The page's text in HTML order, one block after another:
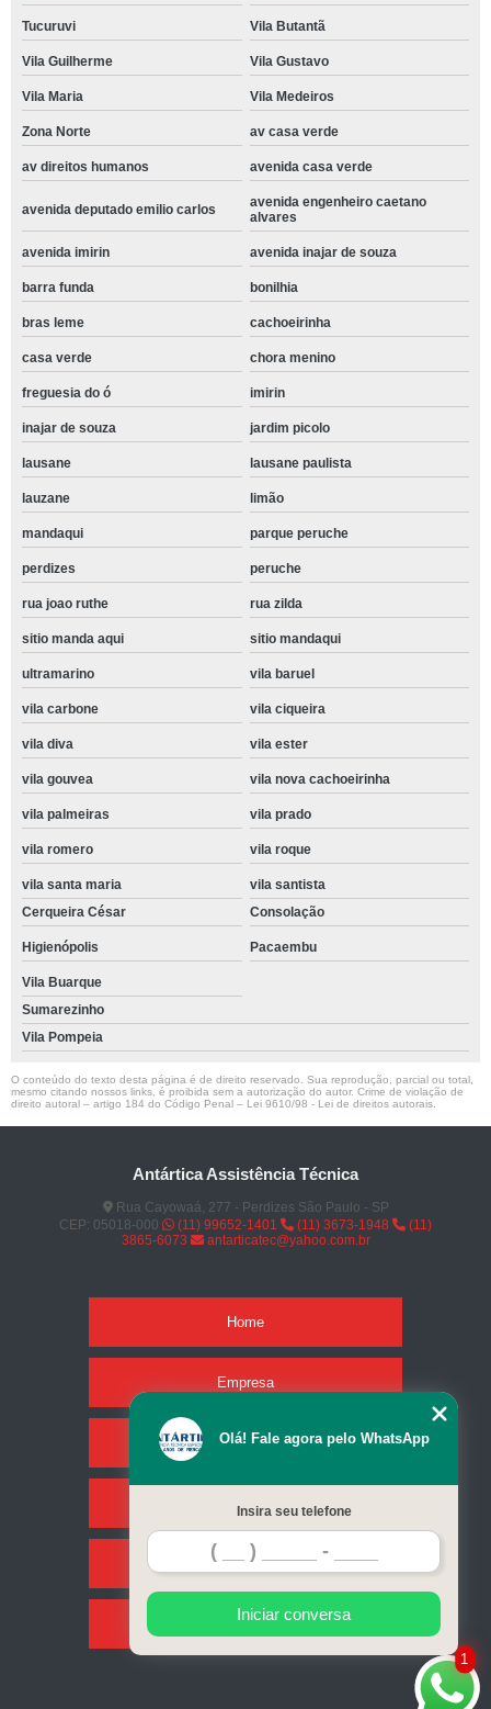
Tucuruvi Vila Butantã
Vila Guilherme Vila Gustavo
Vila Maria Vila Medeiros
Zona Norte av casa verde
av direitos humanos avenida casa verde
avenida deputado emilio carlos
avenida engenheiro caetano
alvares
avenida imirin avenida inajar de souza
barra funda bonilhia
bras leme cachoeirinha
casa verde chora menino
freguesia do ó imirin
inajar de souza jardim picolo
lausane lausane paulista
lauzane limão
mandaqui parque peruche
perdizes peruche
rua joao ruthe rua zilda
sitio manda aqui sitio mandaqui
ultramarino vila baruel
vila carbone vila ciqueira
vila diva vila ester
vila gouvea vila nova cachoeirinha
vila palmeiras vila prado
vila romero vila roque
vila santa maria
vila santista
Cerqueira César
Consolação
Higienópolis Pacaembu
Vila Buarque
Sumarezinho
Vila Pompeia
O conteúdo do texto desta página é de direito reservado. Sua reprodução, parcial ou total,
mesmo citando nossos links, é proibida sem a autorização do autor. Crime de violação de
direito autoral – artigo 184 do Código Penal – Lei 9610/98 - Lei de direitos autorais
Antártica Assistência Técnica
Rua Cayowaá, 277 - Perdizes São Paulo - SP
CEP: 05018-000
(11) 99652-1401 (11) 3673-1948
(11)
3865-6073
antarticatec@yahoo.com.br
Home
Empresa
Missão
Serviços
Contato
Mapa do site
1
Olá! Fale agora pelo WhatsApp
Insira seu telefone
Iniciar conversa